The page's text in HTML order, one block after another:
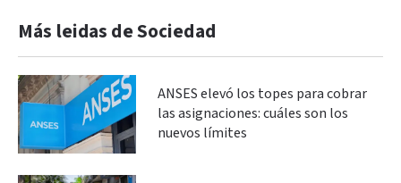
Más leidas de Sociedad
ANSES elevó los topes para cobrar
las asignaciones: cuáles son los
nuevos límites